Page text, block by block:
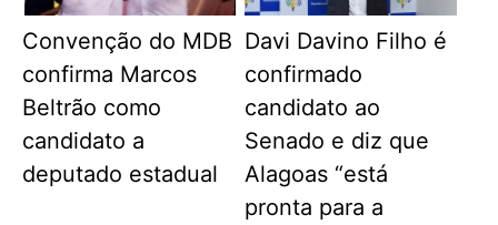
Convenção do MDB
confirma Marcos
Beltrão como
candidato a
deputado estadual
Davi Davino Filho é
confirmado
candidato ao
Senado e diz que
Alagoas “está
pronta para a